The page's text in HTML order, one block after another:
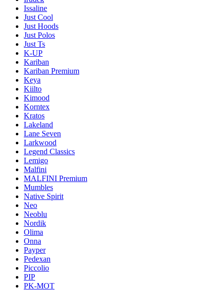
Issaline
Just Cool
Just Hoods
Just Polos
Just Ts
K-UP
Kariban
Kariban Premium
Keya
Kiilto
Kimood
Korntex
Kratos
Lakeland
Lane Seven
Larkwood
Legend Classics
Lemigo
Malfini
MALFINI Premium
Mumbles
Native Spirit
Neo
Neoblu
Nordik
Olima
Onna
Payper
Pedexan
Piccolio
PIP
PK-MOT